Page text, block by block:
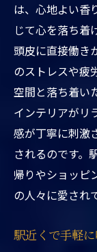
日常を忘
贅沢なひ
忙し
ヘッ
施術
特別
利用
一度
駅近ヘッ
駅チ
は、心地よい香
じて心を落ち着
頭皮に直接働き
のストレスや疲
空間と落ち着い
インテリアがリ
感が丁寧に刺激
されるのです。
帰りやショッピ
の人々に愛され
駅近くで手軽